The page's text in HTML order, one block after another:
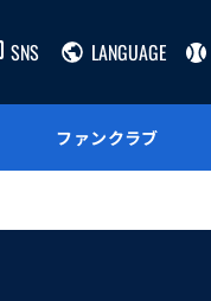
SNS LANGUAGE
ファンクラブ